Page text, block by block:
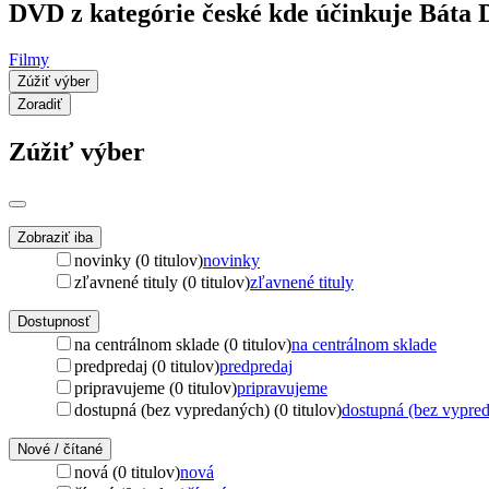
DVD z kategórie české kde účinkuje Báta
Filmy
Zúžiť výber
Zoradiť
Zúžiť výber
Zobraziť iba
novinky (0 titulov)novinky
zľavnené tituly (0 titulov)zľavnené tituly
Dostupnosť
na centrálnom sklade (0 titulov)na centrálnom sklade
predpredaj (0 titulov)predpredaj
pripravujeme (0 titulov)pripravujeme
dostupná (bez vypredaných) (0 titulov)dostupná (bez
Nové / čítané
nová (0 titulov)nová